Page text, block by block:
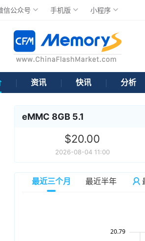
信公众号 手机版 小程序
资讯 快讯 分析
eMMC 8GB 5.1
$20.00
2026-08-04 11:00
最近三个月 最近半年